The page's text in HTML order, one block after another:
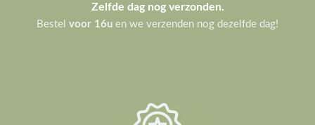
Zelfde dag nog verzonden.
Bestel voor 16u en we verzenden nog dezelfde dag!